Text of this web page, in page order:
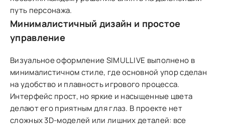
путь персонажа.
Минималистичный дизайн и простое
управление
Визуальное оформление SIMULLIVE выполнено в
минималистичном стиле, где основной упор сделан
на удобство и плавность игрового процесса.
Интерфейс прост, но яркие и насыщенные цвета
делают его приятным для глаз. В проекте нет
сложных 3D-моделей или лишних деталей: все